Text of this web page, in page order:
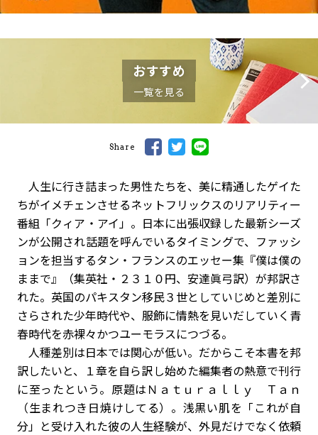
おすすめ
一覧を見る
Share
人生に行き詰まった男性たちを、美に精通したゲイた
ちがイメチェンさせるネットフリックスのリアリティー
番組「クィア・アイ」。日本に出張収録した最新シーズ
ンが公開され話題を呼んでいるタイミングで、ファッシ
ョンを担当するタン・フランスのエッセー集『僕は僕の
ままで』（集英社・２３１０円、安達眞弓訳）が邦訳さ
れた。英国のパキスタン移民３世としていじめと差別に
さらされた少年時代や、服飾に情熱を見いだしていく青
春時代を赤裸々かつユーモラスにつづる。
人種差別は日本では関心が低い。だからこそ本書を邦
訳したいと、１章を自ら訳し始めた編集者の熱意で刊行
に至ったという。原題はＮａｔｕｒａｌｌｙ Ｔａｎ
（生まれつき日焼けしてる）。浅黒い肌を「これが自
分」と受け入れた彼の人生経験が、外見だけでなく依頼